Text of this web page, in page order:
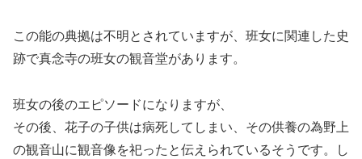
この能の典拠は不明とされていますが、班女に関連した史
跡で真念寺の班女の観音堂があります。
班女の後のエピソードになりますが、
その後、花子の子供は病死してしまい、その供養の為野上
の観音山に観音像を祀ったと伝えられているそうです。し